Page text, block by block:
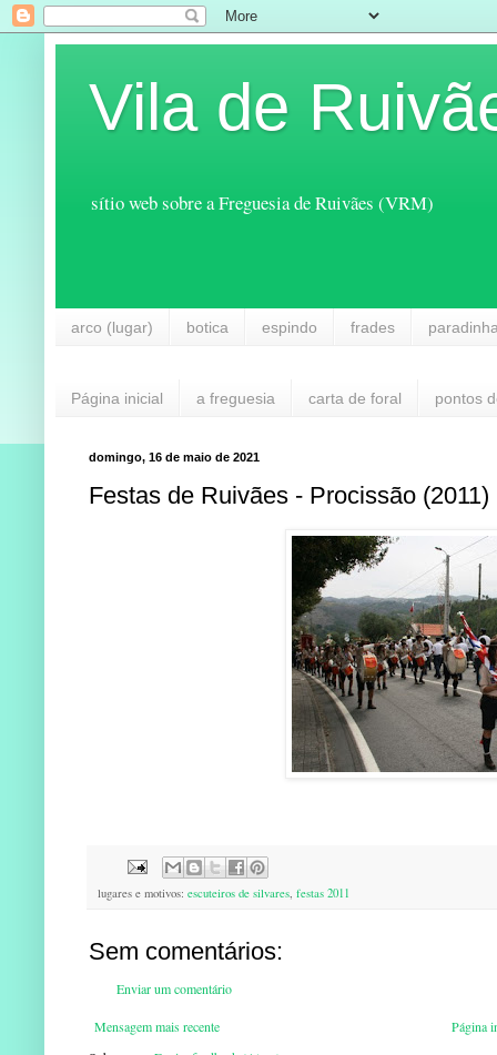
Vila de
sítio web sobre a Freguesia de Ruivães (VRM)
arco (lugar) botica espindo frades
Página inicial a freguesia carta de foral pontos
domingo, 16 de maio de 2021
Festas de Ruivães - Procissão (2011)
lugares e motivos: escuteiros de silvares, festas 2011
Sem comentários:
Enviar um comentário
Mensagem mais recente
Página